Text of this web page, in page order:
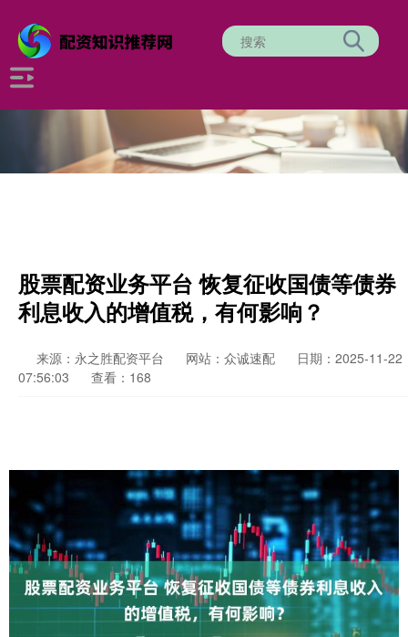
股票配资业务平台 恢复征收国债等债券
利息收入的增值税，有何影响？
来源：永之胜配资平台 网站：众诚速配
日期：2025-11-22
07:56:03
查看：168